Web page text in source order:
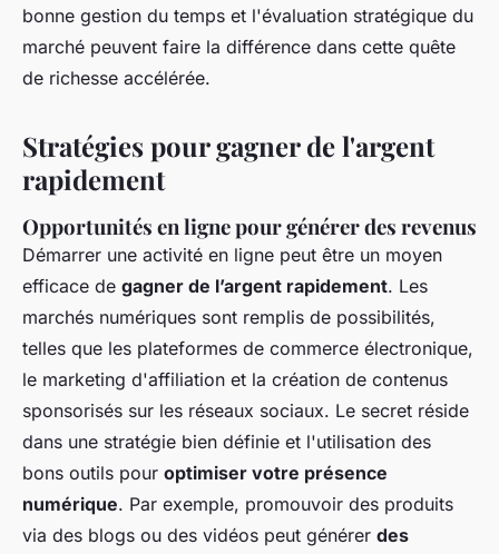
bonne gestion du temps et l'évaluation stratégique du
marché peuvent faire la différence dans cette quête
de richesse accélérée.
Stratégies pour gagner de l'argent
rapidement
Opportunités en ligne pour générer des revenus
Démarrer une activité en ligne peut être un moyen
efficace de gagner de l’argent rapidement. Les
marchés numériques sont remplis de possibilités,
telles que les plateformes de commerce électronique,
le marketing d'affiliation et la création de contenus
sponsorisés sur les réseaux sociaux. Le secret réside
dans une stratégie bien définie et l'utilisation des
bons outils pour optimiser votre présence
numérique. Par exemple, promouvoir des produits
via des blogs ou des vidéos peut générer des